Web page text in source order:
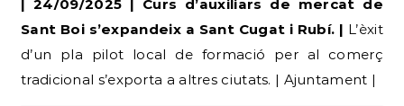
tradicional s’exporta a altres ciutats. | Ajuntament |